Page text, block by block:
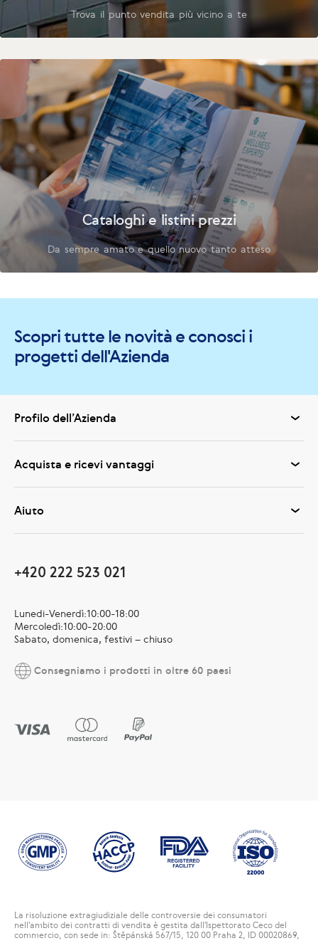
Trova il punto vendita più vicino a te
Cataloghi e listini prezzi
Da sempre amato e quello nuovo tanto atteso
Scopri tutte le novità e conosci i
progetti dell'Azienda
Profilo dell’Azienda
Acquista e ricevi vantaggi
Aiuto
+420 222 523 021
Lunedi-Venerdì:10:00-18:00
Mercoledì:10:00-20:00
Sabato, domenica, festivi – chiuso
Consegniamo i prodotti in oltre 60 paesi
La risoluzione extragiudiziale delle controversie dei consumatori
nell'ambito dei contratti di vendita è gestita dall'Ispettorato Ceco del
commercio, con sede in: Štěpánská 567/15, 120 00 Praha 2, ID 00020869,